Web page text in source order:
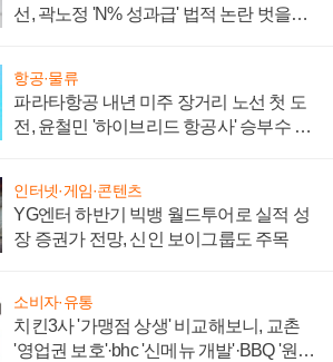
선, 곽노정 'N% 성과급' 법적 논란 벗을지
항공·물류
파라타항공 내년 미주 장거리 노선 첫 도
전, 윤철민 '하이브리드 항공사' 승부수 통
인터넷·게임·콘텐츠
YG엔터 하반기 빅뱅 월드투어로 실적 성
장 증권가 전망, 신인 보이그룹도 주목
소비자·유통
치킨3사 '가맹점 상생' 비교해보니, 교촌
'영업권 보호'·bhc '신메뉴 개발'·BBQ '원가